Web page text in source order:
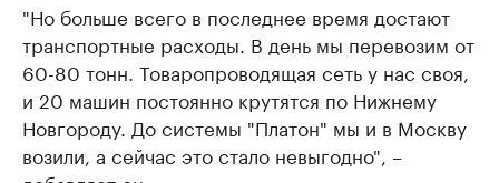
"Но больше всего в последнее время достают
транспортные расходы. В день мы перевозим от
60-80 тонн. Товаропроводящая сеть у нас своя,
и 20 машин постоянно крутятся по Нижнему
Новгороду. До системы "Платон" мы и в Москву
возили, а сейчас это стало невыгодно", –